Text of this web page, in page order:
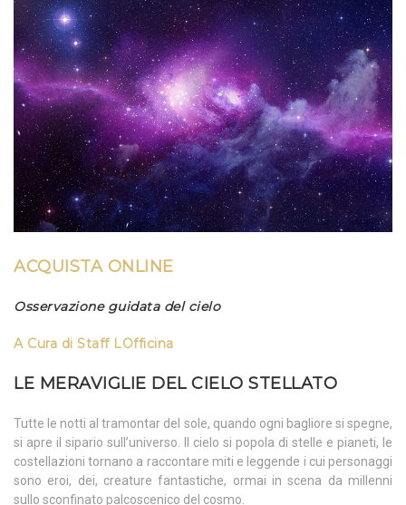
ACQUISTA ONLINE
Osservazione guidata del cielo
A Cura di Staff LOfficina
LE MERAVIGLIE DEL CIELO STELLATO
Tutte le notti al tramontar del sole, quando ogni bagliore si spegne,
si apre il sipario sull’universo. Il cielo si popola di stelle e pianeti, le
costellazioni tornano a raccontare miti e leggende i cui personaggi
sono eroi, dei, creature fantastiche, ormai in scena da millenni
sullo sconfinato palcoscenico del cosmo.